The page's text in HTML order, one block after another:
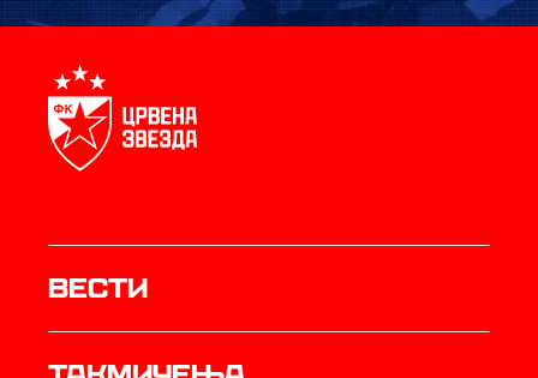
Вести